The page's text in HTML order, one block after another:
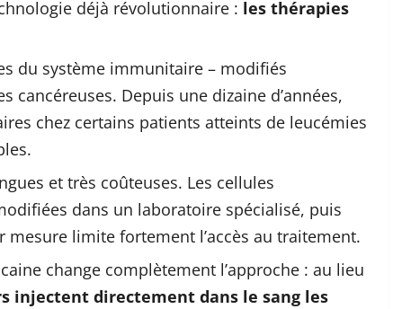
déjà révolutionnaire : les thérapies
du système immunitaire – modifiés
Depuis une dizaine d’années,
chez certains patients atteints de leucémies
et très coûteuses. Les cellules
dans un laboratoire spécialisé, puis
limite fortement l’accès au traitement.
change complètement l’approche : au lieu
injectent directement dans le sang les